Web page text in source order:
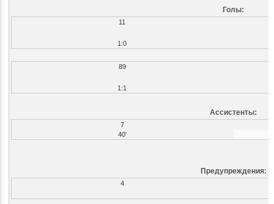
Голы:
11
1:0
89
1:1
Ассистенты:
7
40'
Предупреждения:
4